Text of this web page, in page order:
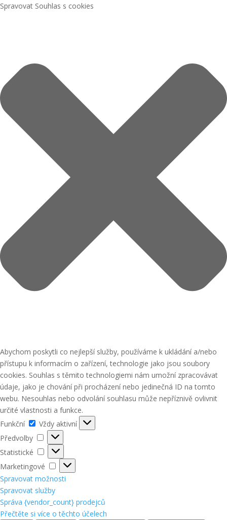
Spravovat Souhlas s cookies
Abychom poskytli co nejlepší služby, používáme k ukládání a/nebo
přístupu k informacím o zařízení, technologie jako jsou soubory
cookies. Souhlas s těmito technologiemi nám umožní zpracovávat
údaje, jako je chování při procházení nebo jedinečná ID na tomto
webu. Nesouhlas nebo odvolání souhlasu může nepříznivě ovlivnit
určité vlastnosti a funkce.
Funkční
Funkční
Vždy aktivní
Předvolby
Předvolby
Statistické
Statistické
Marketingové
Marketingové
Spravovat možnosti
Spravovat služby
Správa {vendor_count} prodejců
Přečtěte si více o těchto účelech